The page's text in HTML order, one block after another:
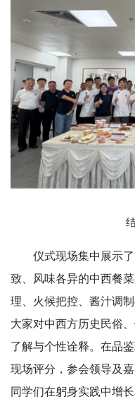
仪式现场集中展示
致、风味各异的中西餐
理、火候把控、酱汁调
大家对中西方历史民俗
了解与个性诠释。在品
现场评分，参会领导及
同学们在躬身实践中增